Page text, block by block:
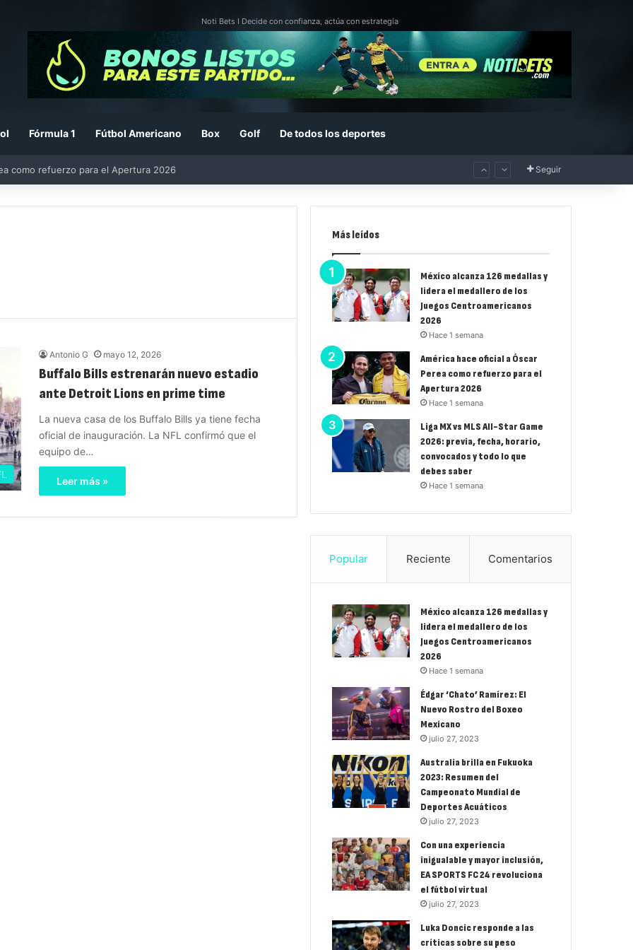
Noti Bets I Decide con confianza, actúa con estrategia
Fórmula 1 Fútbol Americano Box Golf De todos los deportes
como refuerzo para el Apertura 2026 Seguir
Antonio G mayo 12, 2026
Buffalo Bills estrenarán nuevo estadio
ante Detroit Lions en prime time
La nueva casa de los Buffalo Bills ya tiene fecha
oficial de inauguración. La NFL confirmó que el
equipo de…
Leer más »
Más leídos
México alcanza 126 medallas y
lidera el medallero de los
Juegos Centroamericanos
2026
Hace 1 semana
América hace oficial a Óscar
Perea como refuerzo para el
Apertura 2026
Hace 1 semana
Liga MX vs MLS All-Star Game
2026: previa, fecha, horario,
convocados y todo lo que
debes saber
Hace 1 semana
Popular Reciente Comentarios
México alcanza 126 medallas y
lidera el medallero de los
Juegos Centroamericanos
2026
Hace 1 semana
Édgar ‘Chato’ Ramírez: El
Nuevo Rostro del Boxeo
Mexicano
julio 27, 2023
Australia brilla en Fukuoka
2023: Resumen del
Campeonato Mundial de
Deportes Acuáticos
julio 27, 2023
Con una experiencia
inigualable y mayor inclusión,
EA SPORTS FC 24 revoluciona
el fútbol virtual
julio 27, 2023
Luka Doncic responde a las
críticas sobre su peso